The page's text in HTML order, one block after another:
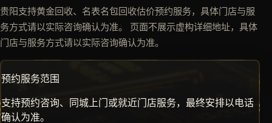
贵阳支持黄金回收、名表名包回收估价预约服务，具体门店与服
务方式请以实际咨询确认为准。 页面不展示虚构详细地址，具体
门店与服务方式请以实际咨询确认为准。
预约服务范围
支持预约咨询、同城上门或就近门店服务，最终安排以电话
确认为准。